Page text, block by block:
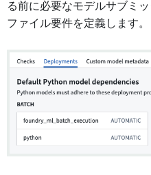
る前に必要なモデルサブミ
ファイル要件を定義します。